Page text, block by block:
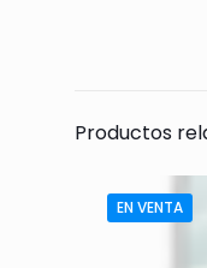
Productos
EN VENTA